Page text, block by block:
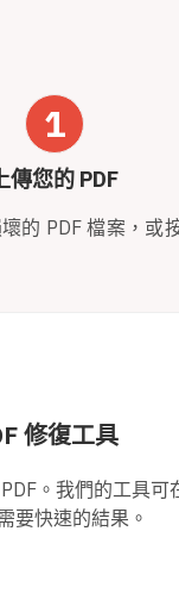
1
上傳您的 PDF
的 PDF 檔案，或
修復工具
。我們的工具
要快速的結果。